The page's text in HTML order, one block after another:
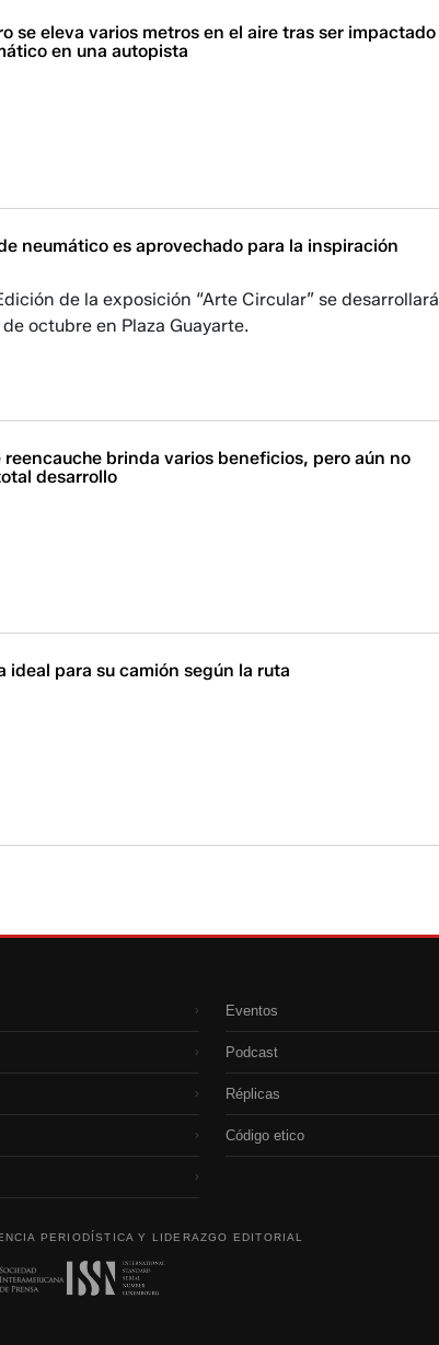
se eleva varios metros en el aire tras ser impactado
en una autopista
neumático es aprovechado para la inspiración
de la exposición “Arte Circular” se desarrollará
octubre en Plaza Guayarte.
reencauche brinda varios beneficios, pero aún no
desarrollo
ideal para su camión según la ruta
›
›
›
›
›
Eventos
Podcast
Réplicas
Código etico
PERIODÍSTICA Y LIDERAZGO EDITORIAL